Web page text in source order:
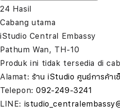
24 HasilFilter stores by
Cabang utama
iStudio Central Embassy
Pathum Wan, TH-10
Produk ini tidak tersedia di
Alamat: ร้าน iStudio ศูนย์การค้า
Telepon:092-249-3241
LINE: